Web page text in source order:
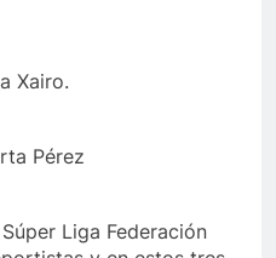
Xairo.
Pérez
Liga Federación